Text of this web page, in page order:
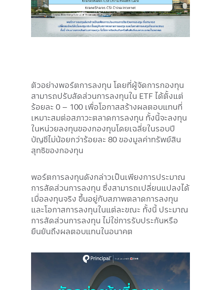
ตัวอย่างพอร์ตการลงทุน โดยที่ผู้จัดการกองทุน
สามารถปรับสัดส่วนการลงทุนใน ETF ได้ตั้งแต่
ร้อยละ 0 – 100 เพื่อโอกาสสร้างผลตอบแทนที่
เหมาะสมต่อสภาวะตลาดการลงทุน ทั้งนี้จะลงทุน
ในหน่วยลงทุนของกองทุนโดยเฉลี่ยในรอบปี
บัญชีไม่น้อยกว่าร้อยละ 80 ของมูลค่าทรัพย์สิน
สุทธิของกองทุน
พอร์ตการลงทุนดังกล่าวเป็นเพียงการประมาณ
การสัดส่วนการลงทุน ซึ่งสามารถเปลี่ยนแปลงได้
เมื่อลงทุนจริง ขึ้นอยู่กับสภาพตลาดการลงทุน
และโอกาสการลงทุนในแต่ละขณะ ทั้งนี้ ประมาณ
การสัดส่วนการลงทุน ไม่ใช่การรับประกันหรือ
ยืนยันถึงผลตอบแทนในอนาคต